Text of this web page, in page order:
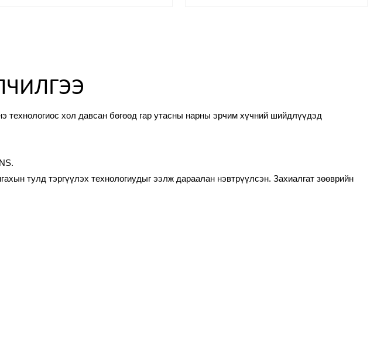
технологиос хол давсан бөгөөд гар утасны нарны эрчим хүчний шийдлүүдэд
тулд тэргүүлэх технологиудыг ээлж дараалан нэвтрүүлсэн. Захиалгат зөөврийн